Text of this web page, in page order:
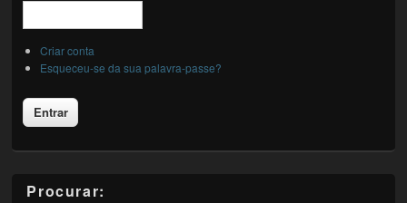
Criar conta
Esqueceu-se da sua palavra-passe?
Procurar: